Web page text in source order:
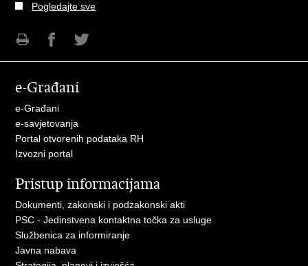
Pogledajte sve
FacebookuTwitteru
e-Građani
e-Građani
e-savjetovanja
Portal otvorenih podataka RH
Izvozni portal
Pristup informacijama
Dokumenti, zakonski i podzakonski akti
PSC - Jedinstvena kontaktna točka za usluge
Službenica za informiranje
Javna nabava